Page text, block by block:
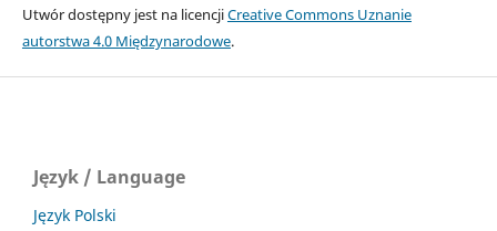
Utwór dostępny jest na licencjiCreative Commons Uznanie
autorstwa 4.0 Międzynarodowe.
Język / Language
Język Polski